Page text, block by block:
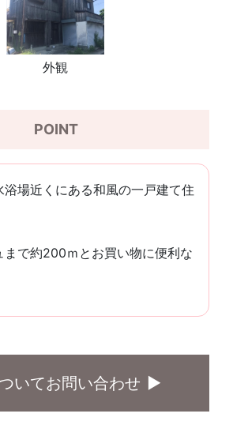
外観
POINT
場近くにある和風の一戸建て住
まで約200ｍとお買い物に便利な
いてお問い合わせ